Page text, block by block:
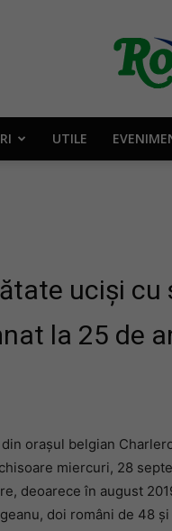
UTILE
uciși cu
la 25 de
orașul belgian
miercuri, 28
deoarece în august
doi români de 48